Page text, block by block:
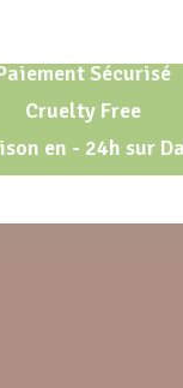
Sécurisé
Cruelty Free
en - 24h sur